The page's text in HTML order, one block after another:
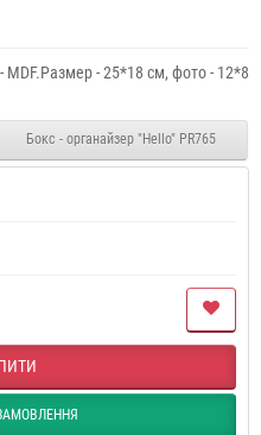
- 25*18 см, фото - 12*8
Бокс - органайзер "Hello" PR765